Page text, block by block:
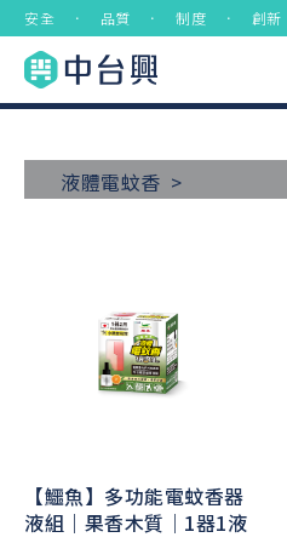
安全 ． 品質 ． 制度 ． 創新
液體電蚊香 >
【鱷魚】多功能電蚊香器
液組｜果香木質｜1器1液